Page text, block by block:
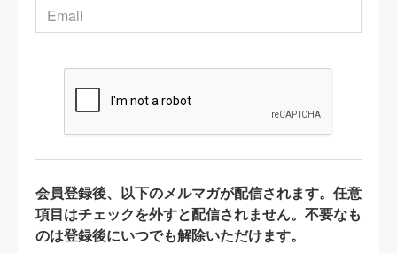
会員登録後、以下のメルマガが配信されます。任意
項目はチェックを外すと配信されません。不要なも
のは登録後にいつでも解除いただけます。